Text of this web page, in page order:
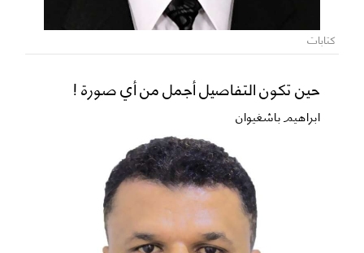
كتابات
حين تكون التفاصيل أجمل من أي صورة !
ابراهيم باشغيوان